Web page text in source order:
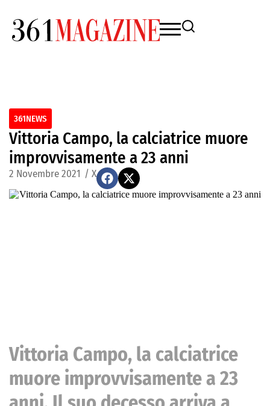
361NEWS
Vittoria Campo, la calciatrice muore
improvvisamente a 23 anni
2 Novembre 2021 / X
Vittoria Campo, la calciatrice
muore improvvisamente a 23